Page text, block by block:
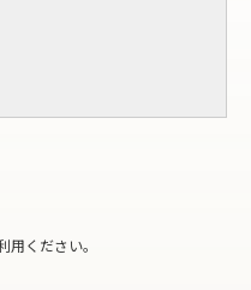
ください。